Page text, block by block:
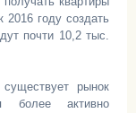
году создать
почти 10,2 тыс.
рынок
более активно